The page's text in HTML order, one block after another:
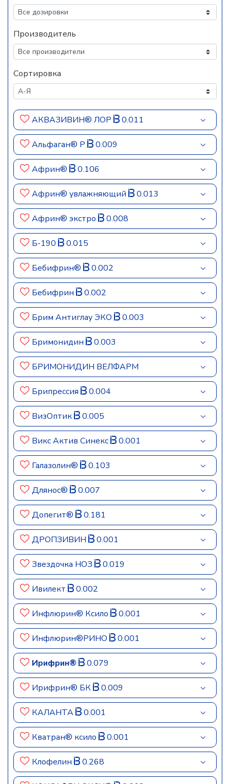
Производитель
Сортировка
АКВАЗИВИН® ЛОР 0.011
Альфаган® Р 0.009
Африн® 0.106
Африн® увлажняющий 0.013
Африн® экстро 0.008
Б-190 0.015
Бебифрин® 0.002
Бебифрин 0.002
Брим Антиглау ЭКО 0.003
Бримонидин 0.003
БРИМОНИДИН ВЕЛФАРМ
Брипрессия 0.004
ВизОптик 0.005
Викс Актив Синекс 0.001
Галазолин® 0.103
Длянос® 0.007
Допегит® 0.181
ДРОПЗИВИН 0.001
Звездочка НОЗ 0.019
Ивилект 0.002
Инфлюрин® Ксило 0.001
Инфлюрин®РИНО 0.001
Ирифрин® 0.079
Ирифрин® БК 0.009
КАЛАНТА 0.001
Кватран® ксило 0.001
Клофелин 0.268